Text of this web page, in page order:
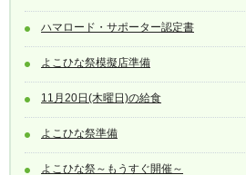
ハマロード・サポーター認定書
よこひな祭模擬店準備
11月20日(木曜日)の給食
よこひな祭準備
よこひな祭～もうすぐ開催～